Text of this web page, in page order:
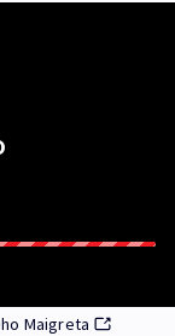
Maigreta